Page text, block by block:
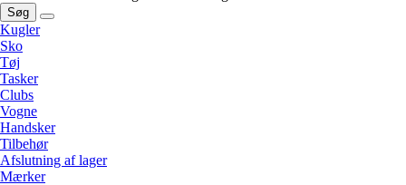
Søg
Kugler
Sko
Tøj
Tasker
Clubs
Vogne
Handsker
Tilbehør
Afslutning af lager
Mærker